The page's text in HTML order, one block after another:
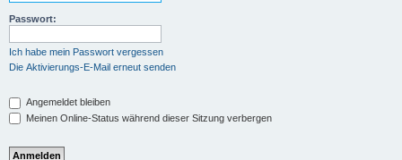
Passwort:
Ich habe mein Passwort vergessen
Die Aktivierungs-E-Mail erneut senden
Angemeldet bleiben
Meinen Online-Status während dieser Sitzung verbergen